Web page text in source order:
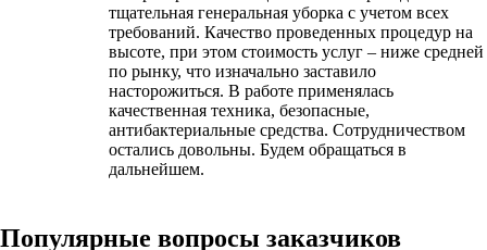
тщательная генеральная уборка с учетом всех
требований. Качество проведенных процедур на
высоте, при этом стоимость услуг – ниже средней
по рынку, что изначально заставило
насторожиться. В работе применялась
качественная техника, безопасные,
антибактериальные средства. Сотрудничеством
остались довольны. Будем обращаться в
дальнейшем.
Популярные вопросы заказчиков